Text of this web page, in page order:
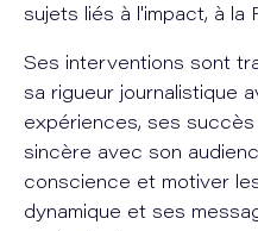
sujets liés à l'impact, à la
Ses interventions sont
sa rigueur journalistique
expériences, ses
sincère avec son
conscience et motiver
dynamique et ses